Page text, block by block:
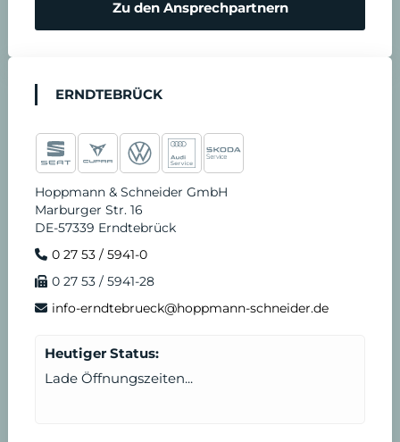
Zu den Ansprechpartnern
ERNDTEBRÜCK
Hoppmann & Schneider GmbH
Marburger Str. 16
DE-57339 Erndtebrück
0 27 53 / 5941-0
0 27 53 / 5941-28
info-erndtebrueck@hoppmann-schneider.de
Heutiger Status:
Lade Öffnungszeiten...